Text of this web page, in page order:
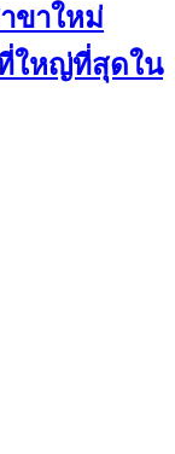
ขาใหม่
ที่ใหญ่ที่สุดใน